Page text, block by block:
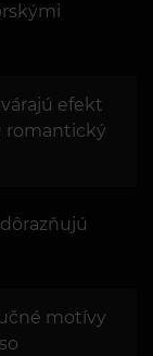
efekt
romantický
motívy